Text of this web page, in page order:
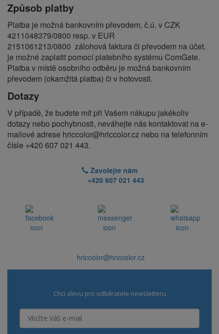
Způsob platby
Platba je možná bankovním převodem, č.ú. v CZK
4211048379/0800 resp. v EUR
2151061213/0800 zálohová faktura či převodem na účet.
je možné zaplatit pomocí platebního systému ComGate.
Platba v místě osobního odběru je možná bankovním
převodem (okamžitá platba) či v hotovosti.
Dotazy
V případě, že budete mít při Vašem nákupu jakékoliv
dotazy nebo pochybnosti, neváhejte nás kontaktovat na e-
mailové adrese hriccolor@hriccolor.cz nebo na telefonním
čísle +420 607 021 443.
Zavolejte nám
+420 607 021 443
hriccolor@hriccolor.cz
Chci slevu pro odběratele newsletteru